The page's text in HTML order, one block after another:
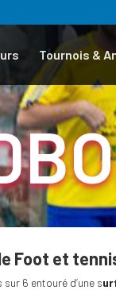
Tournois &
Foot et
6 entouré d’une s